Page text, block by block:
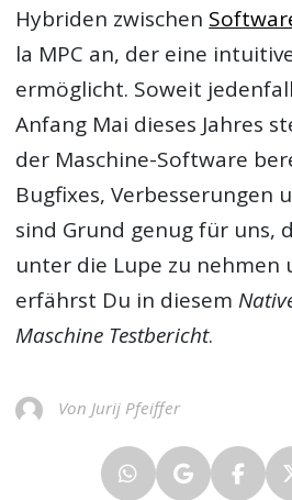
Hybriden zwischen
la MPC an, der eine
ermöglicht. Soweit
Anfang Mai dieses Jahres
der Maschine-Software
Bugfixes, Verbesserungen
sind Grund genug für uns,
unter die Lupe zu nehmen
erfährst Du in diesem
Maschine Testbericht.
Von Jurij Pfeiffer